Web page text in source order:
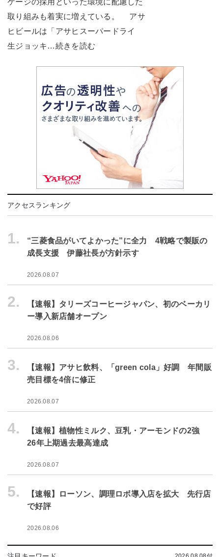
ケージの採用といった環境に配慮した
取り組みも着実に増えている。 アサ
ヒビールは「アサヒスーパードライ
生ジョッキ…続きを読む
アクセスランキング
1.
“三菱食品がいてよかった”に全力 4戦略で製販の
成長支援 伊藤社長が方針示す
2026.08.07
2.
【速報】タリーズコーヒージャパン、初のベーカリ
ー導入新店舗オープン
2026.08.06
3.
【速報】アサヒ飲料、「green cola」好調 年間販
売目標を4倍に修正
2026.08.07
4.
【速報】植物性ミルク、豆乳・アーモンドの2強
26年上期過去最高達成
2026.08.07
5.
【速報】ローソン、調理ロボ導入店を拡大 先行店
で好評
2026.08.06